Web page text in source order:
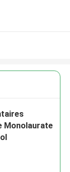
Monolaurate